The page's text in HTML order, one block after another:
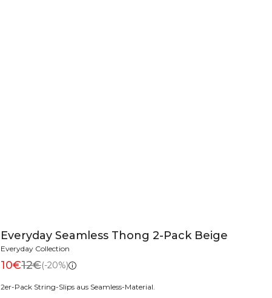
Everyday Seamless Thong 2-Pack Beige
Everyday Collection
10€12€(-20%)
2er-Pack String-Slips aus Seamless-Material.